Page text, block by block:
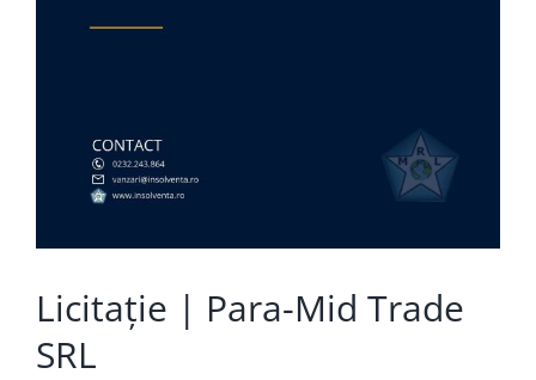
Licitație | Para-Mid Trade
SRL